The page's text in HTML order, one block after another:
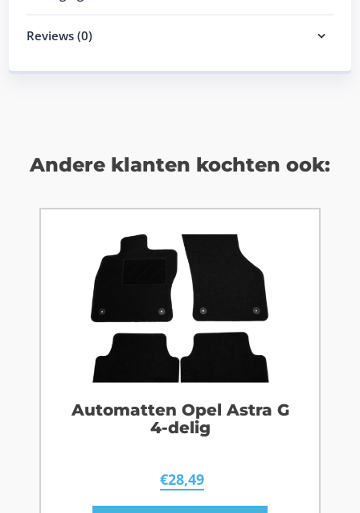
Reviews (0)
Andere klanten kochten ook:
Automatten Opel Astra G
4-delig
€28,49